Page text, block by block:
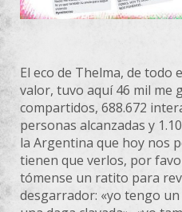
El eco de Thelma, de todo
valor, tuvo aquí 46 mil me
compartidos, 688.672
personas alcanzadas y
la Argentina que hoy nos
tienen que verlos, por
tómense un ratito para
desgarrador: «yo tengo